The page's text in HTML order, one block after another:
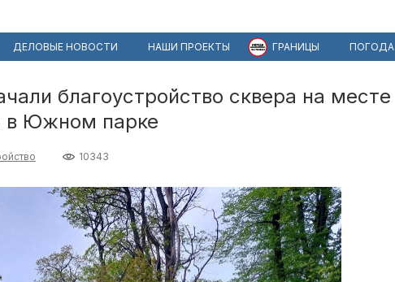
ДЕЛОВЫЕ НОВОСТИ НАШИ ПРОЕКТЫ ГРАНИЦЫ ПОГОДА
благоустройство сквера на месте
в Южном парке
10343